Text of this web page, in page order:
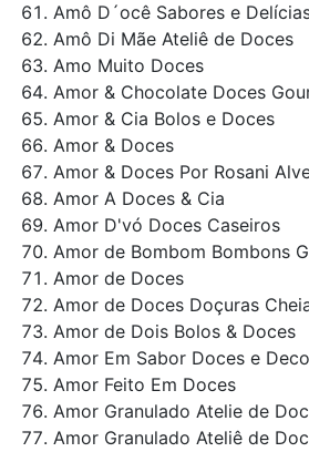
Amô D´ocê Sabores e
Amô Di Mãe Ateliê de Doces
Amo Muito Doces
Amor & Chocolate Doces
Amor & Cia Bolos e Doces
Amor & Doces
Amor & Doces Por Rosani
Amor A Doces & Cia
Amor D'vó Doces Caseiros
Amor de Bombom Bombons
Amor de Doces
Amor de Doces Doçuras
Amor de Dois Bolos & Doces
Amor Em Sabor Doces e
Amor Feito Em Doces
Amor Granulado Atelie de
Amor Granulado Ateliê de